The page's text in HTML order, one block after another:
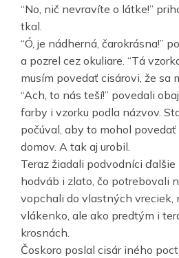
“No, nič nevravíte o látke!”
tkal.
“Ó, je nádherná, čarokrásna!”
a pozrel cez okuliare. “Tá
musím povedať cisárovi, že sa
“Ach, to nás teší!” povedali
farby i vzorku podla názvov.
počúval, aby to mohol
domov. A tak aj urobil.
Teraz žiadali podvodníci
hodváb i zlato, čo potrebovali
vopchali do vlastných vreciek,
vlákenko, ale ako predtým i
krosnách.
Čoskoro poslal cisár iného